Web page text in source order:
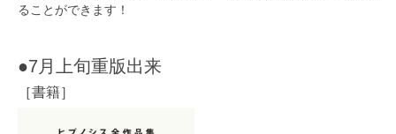
ることができます！
●7月上旬重版出来
［書籍］